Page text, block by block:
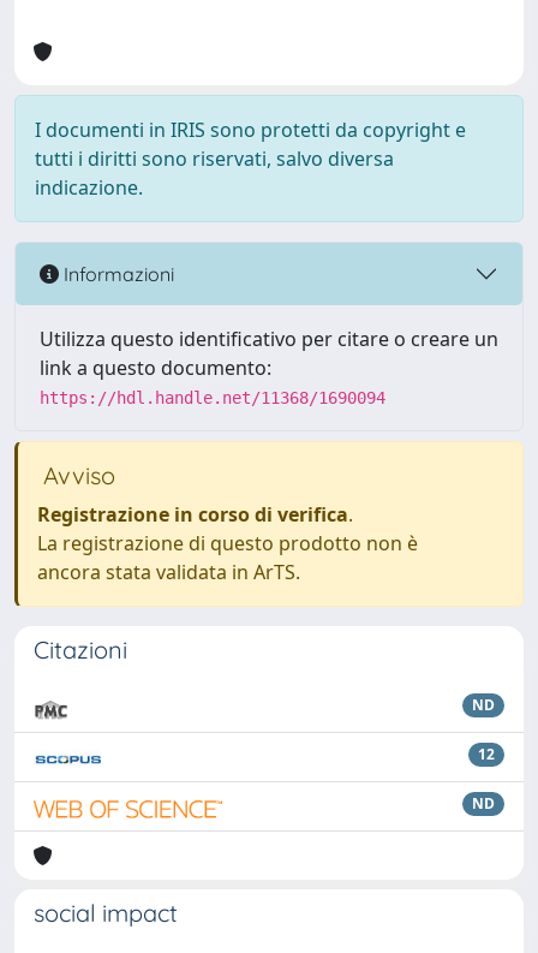
I documenti in IRIS sono protetti da copyright e
tutti i diritti sono riservati, salvo diversa
indicazione.
Informazioni
Utilizza questo identificativo per citare o creare un
link a questo documento:
https://hdl.handle.net/11368/1690094
Avviso
Registrazione in corso di verifica.
La registrazione di questo prodotto non è
ancora stata validata in ArTS.
Citazioni
ND
12
ND
social impact